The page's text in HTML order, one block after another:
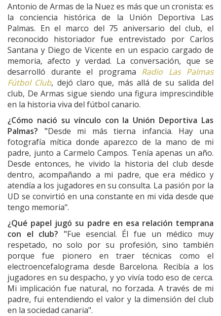
Antonio de Armas de la Nuez es más que un cronista: es
la conciencia histórica de la Unión Deportiva Las
Palmas. En el marco del 75 aniversario del club, el
reconocido historiador fue entrevistado por Carlos
Santana y Diego de Vicente en un espacio cargado de
memoria, afecto y verdad. La conversación, que se
desarrolló durante el programa Radio Las Palmas
Fútbol Club, dejó claro que, más allá de su salida del
club, De Armas sigue siendo una figura imprescindible
en la historia viva del fútbol canario.
¿Cómo nació su vínculo con la Unión Deportiva Las
Palmas? "Desde mi más tierna infancia. Hay una
fotografía mítica donde aparezco de la mano de mi
padre, junto a Carmelo Campos. Tenía apenas un año.
Desde entonces, he vivido la historia del club desde
dentro, acompañando a mi padre, que era médico y
atendía a los jugadores en su consulta. La pasión por la
UD se convirtió en una constante en mi vida desde que
tengo memoria".
¿Qué papel jugó su padre en esa relación temprana
con el club? "Fue esencial. Él fue un médico muy
respetado, no solo por su profesión, sino también
porque fue pionero en traer técnicas como el
electroencefalograma desde Barcelona. Recibía a los
jugadores en su despacho, y yo vivía todo eso de cerca.
Mi implicación fue natural, no forzada. A través de mi
padre, fui entendiendo el valor y la dimensión del club
en la sociedad canaria".